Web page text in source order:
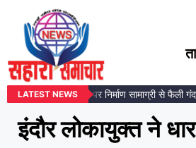
LATEST NEWS
प्रतिमा स्थल पर निर्माण सामाग्री से फैली
इंदौर लोकायुक्त ने